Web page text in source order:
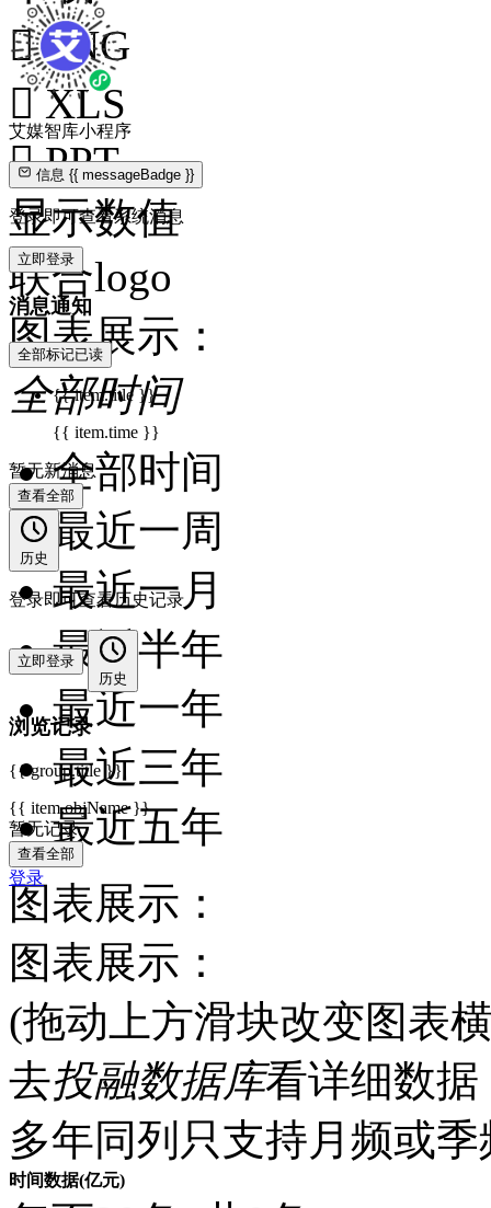
艾媒智库小程序
信息{{ messageBadge }}
登录即可查看系统消息
立即登录
消息通知
全部标记已读
{{ item.title }}
{{ item.time }}
暂无新消息
查看全部
历史
登录即可查看历史记录
立即登录
历史
浏览记录
{{ group.title }}
{{ item.objName }}
暂无记录
查看全部
登录
 PNG
 XLS
 PPT
显示数值
联合logo
图表展示：
全部时间
全部时间
最近一周
最近一月
最近半年
最近一年
最近三年
最近五年
图表展示：
图表展示：
(拖动上方滑块改变图表
去投融数据库看详细数据
多年同列只支持月频或
时间数据(亿元)